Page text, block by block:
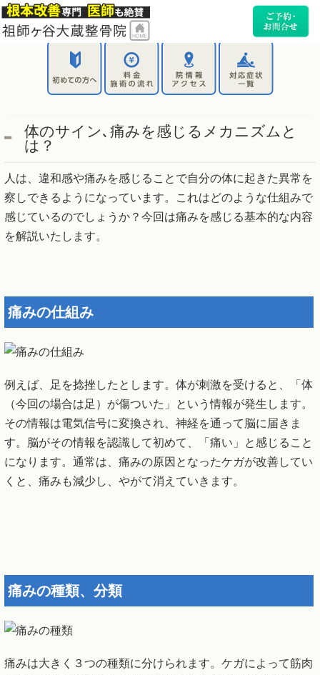
体のサイン､痛みを感じるメカニズムと
は？
人は、違和感や痛みを感じることで自分の体に起きた異常を
察しできるようになっています。これはどのような仕組みで
感じているのでしょうか？今回は痛みを感じる基本的な内容
を解説いたします。
痛みの仕組み
例えば、足を捻挫したとします。体が刺激を受けると、「体
（今回の場合は足）が傷ついた」という情報が発生します。
その情報は電気信号に変換され、神経を通って脳に届きま
す。脳がその情報を認識して初めて、「痛い」と感じること
になります。通常は、痛みの原因となったケガが改善してい
くと、痛みも減少し、やがて消えていきます。
痛みの種類、分類
痛みは大きく３つの種類に分けられます。ケガによって筋肉